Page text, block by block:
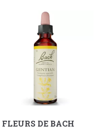
FLEURS DE BACH